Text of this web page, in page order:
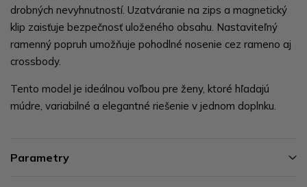
drobných nevyhnutností. Uzatváranie na zips a magnetický
klip zaisťuje bezpečnosť uloženého obsahu. Nastaviteľný
ramenný popruh umožňuje pohodlné nosenie cez rameno aj
crossbody.
Tento model je ideálnou voľbou pre ženy, ktoré hľadajú
múdre, variabilné a elegantné riešenie v jednom doplnku.
Parametry